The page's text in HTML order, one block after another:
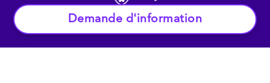
Demande d'information
© Alloj.2022 Tous droits réservés